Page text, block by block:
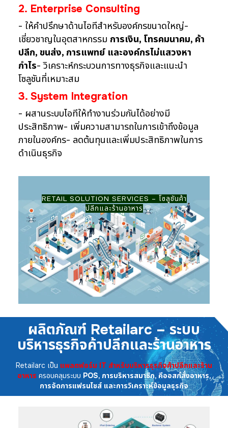
2. Enterprise Consulting
- ให้คำปรึกษาด้านไอทีสำหรับองค์กรขนาดใหญ่-
เชี่ยวชาญในอุตสาหกรรม การเงิน, โทรคมนาคม, ค้า
ปลีก, ขนส่ง, การแพทย์ และองค์กรไม่แสวงหา
กำไร- วิเคราะห์กระบวนการทางธุรกิจและแนะนำ
โซลูชันที่เหมาะสม
3. System Integration
- ผสานระบบไอทีให้ทำงานร่วมกันได้อย่างมี
ประสิทธิภาพ- เพิ่มความสามารถในการเข้าถึงข้อมูล
ภายในองค์กร- ลดต้นทุนและเพิ่มประสิทธิภาพในการ
ดำเนินธุรกิจ
RETAIL SOLUTION SERVICES – โซลูชันค้า
ปลีกและร้านอาหาร
ผลิตภัณฑ์ Retailarc – ระบบ
บริหารธุรกิจค้าปลีกและร้านอาหาร
Retailarc เป็น แพลตฟอร์ม IT สำหรับบริหารธุรกิจค้าปลีกและร้าน
อาหาร ครอบคลุมระบบ POS, การบริหารสมาชิก, คีออสก์สั่งอาหาร,
การจัดการแฟรนไชส์ และการวิเคราะห์ข้อมูลธุรกิจ